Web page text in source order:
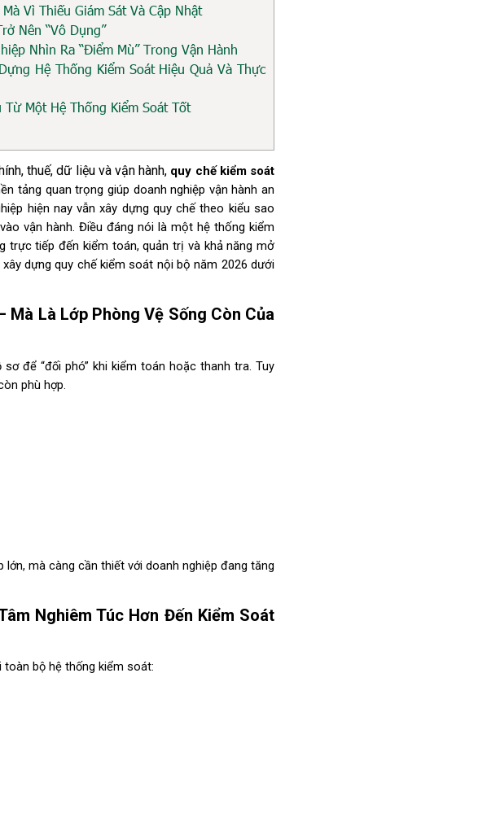
Vì Thiếu Giám Sát Và Cập Nhật
Nên “Vô Dụng”
Nhìn Ra “Điểm Mù” Trong Vận Hành
Hệ Thống Kiểm Soát Hiệu Quả Và Thực
Một Hệ Thống Kiểm Soát Tốt
thuế, dữ liệu và vận hành, quy chế kiểm soát
tảng quan trọng giúp doanh nghiệp vận hành an
hiện nay vẫn xây dựng quy chế theo kiểu sao
vận hành. Điều đáng nói là một hệ thống kiểm
tiếp đến kiểm toán, quản trị và khả năng mở
dựng quy chế kiểm soát nội bộ năm 2026 dưới
Mà Là Lớp Phòng Vệ Sống Còn Của
để “đối phó” khi kiểm toán hoặc thanh tra. Tuy
phù hợp.
mà càng cần thiết với doanh nghiệp đang tăng
Nghiêm Túc Hơn Đến Kiểm Soát
toàn bộ hệ thống kiểm soát: